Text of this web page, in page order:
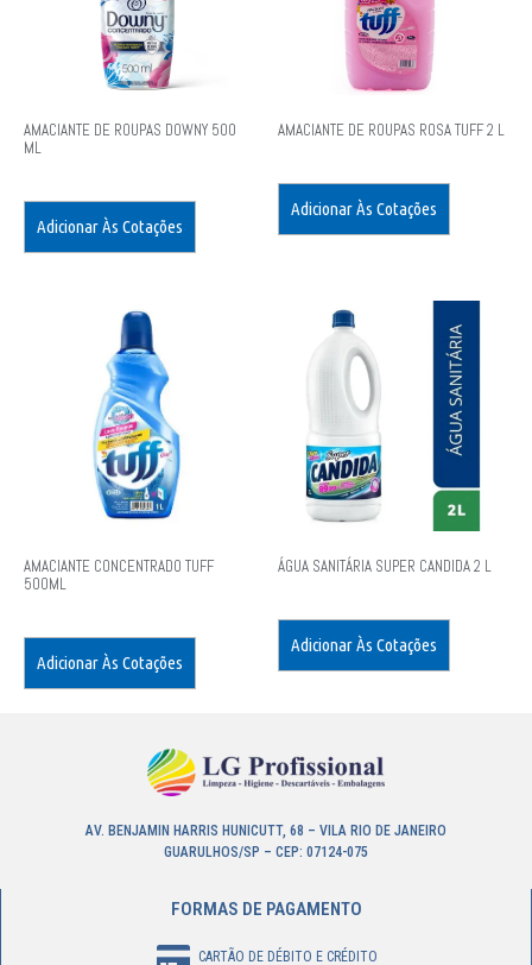
AMACIANTE DE ROUPAS DOWNY 500
ML
Adicionar Às Cotações
AMACIANTE DE ROUPAS ROSA TUFF 2 L
Adicionar Às Cotações
AMACIANTE CONCENTRADO TUFF
500ML
Adicionar Às Cotações
ÁGUA SANITÁRIA SUPER CANDIDA 2 L
Adicionar Às Cotações
AV. BENJAMIN HARRIS HUNICUTT, 68 – VILA RIO DE JANEIRO
GUARULHOS/SP – CEP: 07124-075
FORMAS DE PAGAMENTO
CARTÃO DE DÉBITO E CRÉDITO